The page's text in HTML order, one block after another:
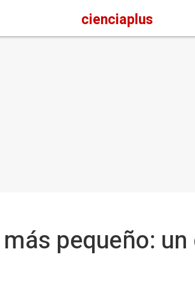
cienciaplus
pequeño: